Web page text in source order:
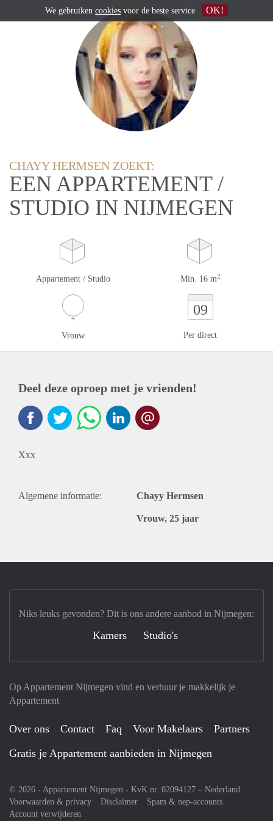
CHAYY HERMSEN ZOEKT:
EEN APPARTEMENT /
STUDIO IN NIJMEGEN
Appartement / Studio Min. 16 m2
Vrouw
09
Per direct
Deel deze oproep met je vrienden!
Xxx
Algemene informatie: Chayy Hermsen
Vrouw, 25 jaar
Op Appartement Nijmegen vind en verhuur je makkelijk je
Appartement
Over ons Contact Faq Voor Makelaars
Partners
Gratis je Appartement aanbieden in Nijmegen
© 2026 - Appartement Nijmegen - KvK nr. 02094127 – Nederland
Voorwaarden & privacy
Disclaimer
Spam & nep-accounts
Account verwijderen
Niks leuks gevonden? Dit is ons andere aanbod in Nijmegen:
Kamers Studio's
We gebruiken cookies voor de beste service OK!